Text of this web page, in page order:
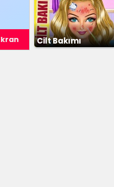
Cilt Bakımı